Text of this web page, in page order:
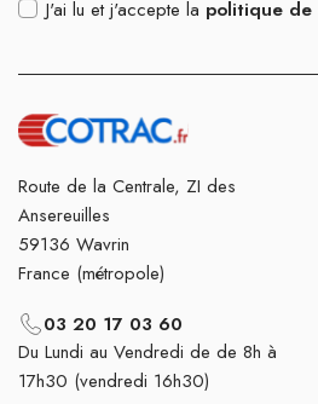
J'ai lu et j'accepte la politique
Route de la Centrale, ZI des
Ansereuilles
59136 Wavrin
France (métropole)
03 20 17 03 60
Du Lundi au Vendredi de de 8h à
17h30 (vendredi 16h30)